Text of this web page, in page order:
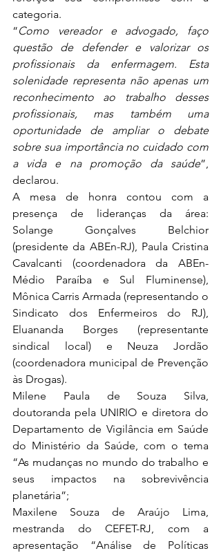
categoria.
“Como vereador e advogado, faço
questão de defender e valorizar os
profissionais da enfermagem. Esta
solenidade representa não apenas um
reconhecimento ao trabalho desses
profissionais, mas também uma
oportunidade de ampliar o debate
sobre sua importância no cuidado com
a vida e na promoção da saúde”,
declarou.
A mesa de honra contou com a
presença de lideranças da área:
Solange Gonçalves Belchior
(presidente da ABEn-RJ), Paula Cristina
Cavalcanti (coordenadora da ABEn-
Médio Paraíba e Sul Fluminense),
Mônica Carris Armada (representando o
Sindicato dos Enfermeiros do RJ),
Eluananda Borges (representante
sindical local) e Neuza Jordão
(coordenadora municipal de Prevenção
às Drogas).
Milene Paula de Souza Silva,
doutoranda pela UNIRIO e diretora do
Departamento de Vigilância em Saúde
do Ministério da Saúde, com o tema
“As mudanças no mundo do trabalho e
seus impactos na sobrevivência
planetária”;
Maxilene Souza de Araújo Lima,
mestranda do CEFET-RJ, com a
apresentação “Análise de Políticas